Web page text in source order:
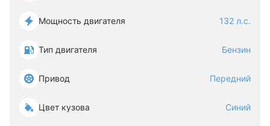
Мощность двигателя 132 л.с.
Тип двигателя Бензин
Привод Передний
Цвет кузова Синий